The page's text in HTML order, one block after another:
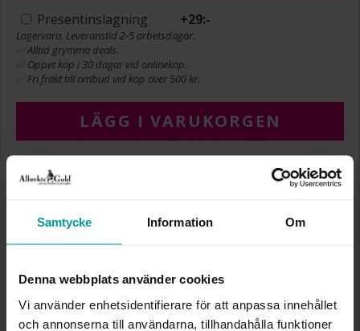
Samtycke Information Om
Denna webbplats använder cookies
Vi använder enhetsidentifierare för att anpassa innehållet
och annonserna till användarna, tillhandahålla funktioner
Presentinslagning +29:-
Lagervara. Leveranstid 2-5 arbetsdagar.
✅ Alltid grymma deals.
✅ Öppet köp i 30 dagar vid onlineköp.
✅ Fri frakt till ombud vid köp över 500 kr.
LÄGG I VARUKORGEN
INFO
BREDD CA (MM)
4
LÄNGD CA (CM)
MATERIAL
Guld
ÄDELMETALL
18K Gold
VIKT CA (GRAM)
0,15